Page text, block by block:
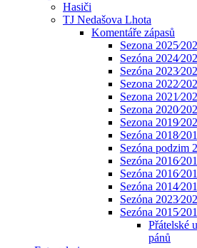
Hasiči
TJ Nedašova Lhota
Komentáře zápasů
Sezona
Sezóna
Sezóna
Sezona
Sezona
Sezona
Sezona
Sezóna
Sezóna podzim
Sezóna
Sezóna
Sezóna
Sezóna
Sezóna
Přátelské
pánů